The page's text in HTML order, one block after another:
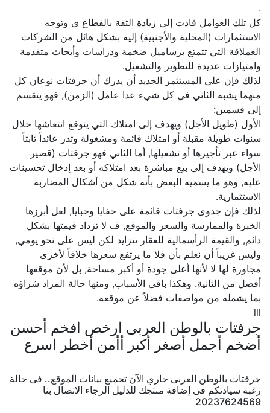
كل تلك العوامل قادت إلى زيادة الثقة بالقطاع ي وتوجه
الاستثمارات (المحلية والأجنبية) إليه بشكل هائل من الشركات
العملاقة التي تتمتع برساميل ضخمة ودراسات وأبحاث متقدمة
وامتيازات عديدة للتطوير والتشغيل.
لذلك فإن على المستثمر الجديد أن يدرك أن جرفتات نوعان كل
منهما يشبه الثاني في كل شيء عدا عامل (الزمن), فهو ينقسم
إلى قسمين:
الأول (طويل الأجل) ويهدف إلى امتلاك التي يتوقع انتعاشها خلال
سنوات طويلة مقبلة أو امتلاك قائمة ومشغولة وتدر عائداً ثابتاً
سواء عبر تأجيرها أو تشغيلها, أما الثاني فهو جرفتات (قصير
الأجل) ويهدف إلى بيع مباشرة بعد امتلاكه أو بعد إدخال تحسينات
عليه, وهو ما يسميه البعض بأنه شكل من أشكال المضاربة
الاستثمارية.
لذلك فإن جدوى جرفتات قائمة على خفايا وخبايا, لعل أبرزها
الخبرة والممارسة والسعر والموقع, ف لا تزداد قيمتها بشكل
دائم, والقيمة الرأسمالية للعقار تتزايد لكن ليس على نحو يومي,
وليس غريباً أن نعلم بأن فلا ما يرتفع سعرها خلافاً لأخرى
مجاورة لها لا لأنها أعلى جودة أو أكبر مساحة, بل لأن موقعها
أفضل من الثانية. وهكذا باقي الأسباب, ومنها حالة المراد شراؤه
بما يشمله من مواصفات فضلاً عن موقعه.
جرفتات بالوطن العربى ارخص افخم أحسن
أضخم أجمل أصغر أكبر أأمن أخطر اسرع
جرفتات بالوطن العربى جاري الآن تجميع بيانات الموقع.. فى حالة
رغبة سيادتكم فى إضافة منتجك للدليل الرجاء الاتصال بنا
20237624569